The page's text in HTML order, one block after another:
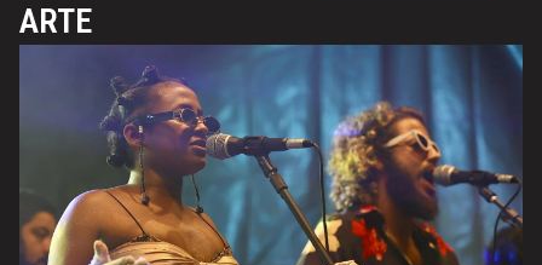
ARTE